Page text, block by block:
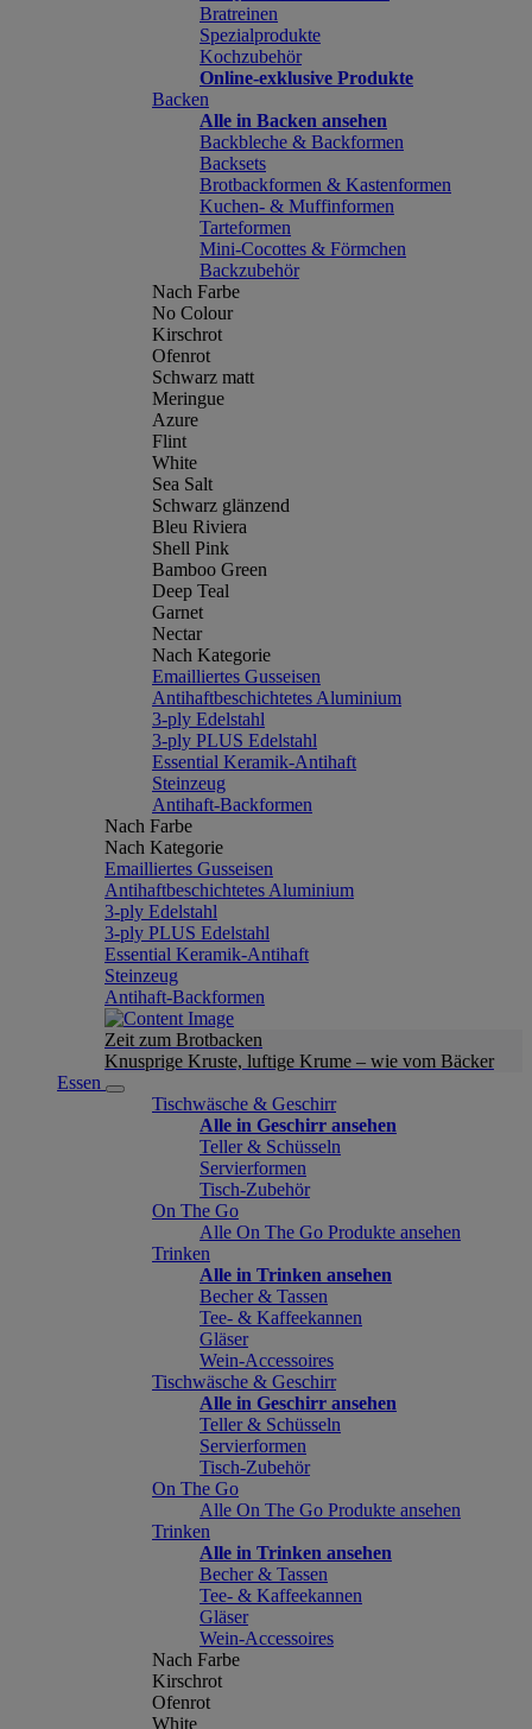
Bratreinen
Spezialprodukte
Kochzubehör
Online-exklusive Produkte
Backen
Alle in Backen ansehen
Backbleche & Backformen
Backsets
Brotbackformen & Kastenformen
Kuchen- & Muffinformen
Tarteformen
Mini-Cocottes & Förmchen
Backzubehör
Nach Farbe
No Colour
Kirschrot
Ofenrot
Schwarz matt
Meringue
Azure
Flint
White
Sea Salt
Schwarz glänzend
Bleu Riviera
Shell Pink
Bamboo Green
Deep Teal
Garnet
Nectar
Nach Kategorie
Emailliertes Gusseisen
Antihaftbeschichtetes Aluminium
3-ply Edelstahl
3-ply PLUS Edelstahl
Essential Keramik-Antihaft
Steinzeug
Antihaft-Backformen
Nach Farbe
Nach Kategorie
Emailliertes Gusseisen
Antihaftbeschichtetes Aluminium
3-ply Edelstahl
3-ply PLUS Edelstahl
Essential Keramik-Antihaft
Steinzeug
Antihaft-Backformen
Zeit zum Brotbacken
Knusprige Kruste, luftige Krume – wie vom Bäcker
Essen
Tischwäsche & Geschirr
Alle in Geschirr ansehen
Teller & Schüsseln
Servierformen
Tisch-Zubehör
On The Go
Alle On The Go Produkte ansehen
Trinken
Alle in Trinken ansehen
Becher & Tassen
Tee- & Kaffeekannen
Gläser
Wein-Accessoires
Tischwäsche & Geschirr
Alle in Geschirr ansehen
Teller & Schüsseln
Servierformen
Tisch-Zubehör
On The Go
Alle On The Go Produkte ansehen
Trinken
Alle in Trinken ansehen
Becher & Tassen
Tee- & Kaffeekannen
Gläser
Wein-Accessoires
Nach Farbe
Kirschrot
Ofenrot
White